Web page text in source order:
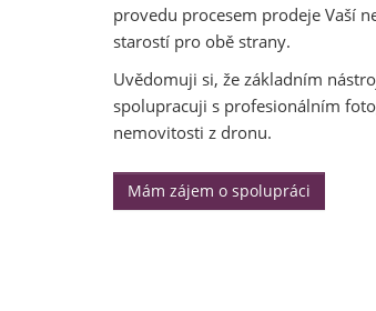
provedu procesem prodeje Vaší
starostí pro obě strany.
Uvědomuji si, že základním
spolupracuji s profesionálním
nemovitosti z dronu.
Mám zájem o spolupráci